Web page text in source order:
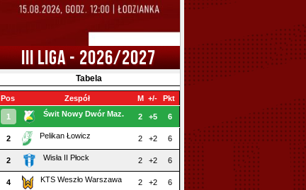
III LIGA - 2026/2027
Tabela
Pos Zespół M +/- Pkt
1 Świt Nowy Dwór Maz. 2 +5 6
2 Pelikan Łowicz 2 +2 6
2 Wisła II Płock 2 +2 6
4 KTS Weszło Warszawa 2 +2 6